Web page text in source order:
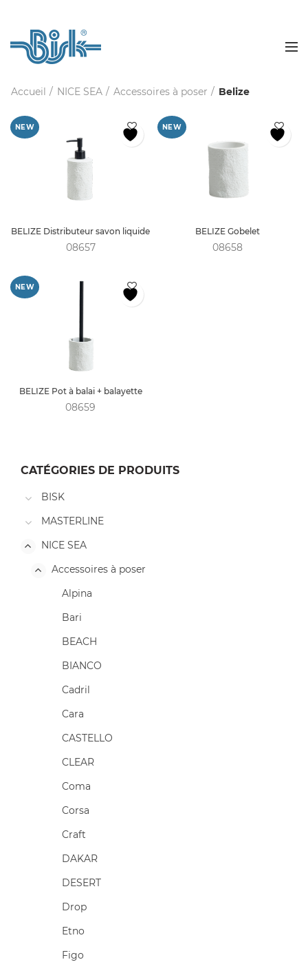
Accueil NICE SEA Accessoires à poser Belize
NEW
BELIZE Distributeur savon liquide
08657
NEW
BELIZE Gobelet
08658
NEW
BELIZE Pot à balai + balayette
08659
CATÉGORIES DE PRODUITS
BISK
MASTERLINE
NICE SEA
Accessoires à poser
Alpina
Bari
BEACH
BIANCO
Cadril
Cara
CASTELLO
CLEAR
Coma
Corsa
Craft
DAKAR
DESERT
Drop
Etno
Figo